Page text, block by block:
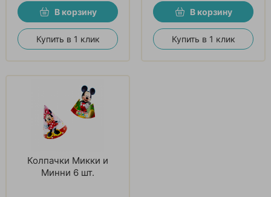
В корзину
Купить в 1 клик
В корзину
Купить в 1 клик
Колпачки Микки и
Минни 6 шт.